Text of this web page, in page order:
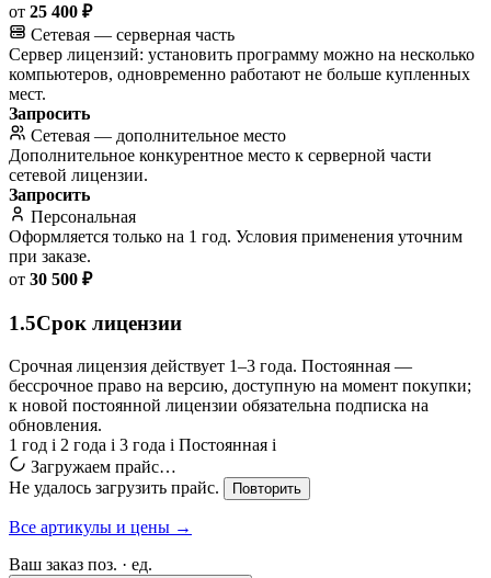
от 25 400 ₽
Сетевая — серверная часть
Сервер лицензий: установить программу можно на несколько
компьютеров, одновременно работают не больше купленных
мест.
Запросить
Сетевая — дополнительное место
Дополнительное конкурентное место к серверной части
сетевой лицензии.
Запросить
Персональная
Оформляется только на 1 год. Условия применения уточним
при заказе.
от 30 500 ₽
1.5Срок лицензии
Срочная лицензия действует 1–3 года. Постоянная —
бессрочное право на версию, доступную на момент покупки;
к новой постоянной лицензии обязательна подписка на
обновления.
1 год i 2 года i 3 года i Постоянная i
Загружаем прайс…
Не удалось загрузить прайс.
Повторить
Все артикулы и цены →
Ваш заказ поз. · ед.